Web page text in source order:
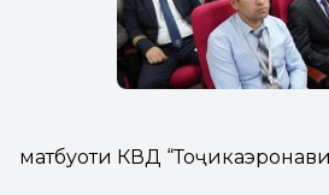
матбуоти КВД